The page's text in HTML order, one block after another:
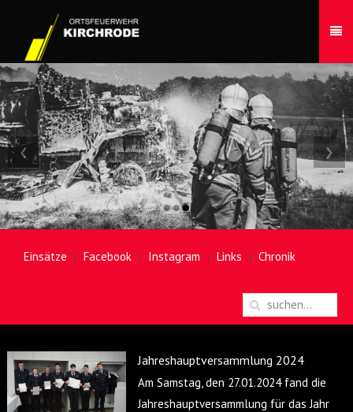
›
‹
Einsätze Facebook Instagram Links Chronik
Jahreshauptversammlung 2024
Am Samstag, den 27.01.2024 fand die
Jahreshauptversammlung für das Jahr